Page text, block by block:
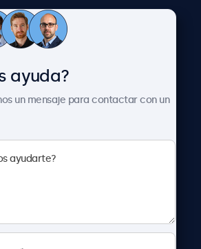
Sobre Beetronics
Noticias
Trabaja con nosotros
Términos y Condiciones
Declaración de
ayuda?
un mensaje para contactar con un